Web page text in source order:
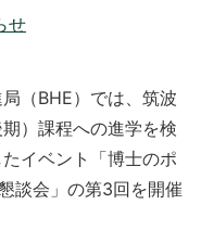
せ
（BHE）では、筑波
）課程への進学を検
イベント「博士のポ
談会」の第3回を開催